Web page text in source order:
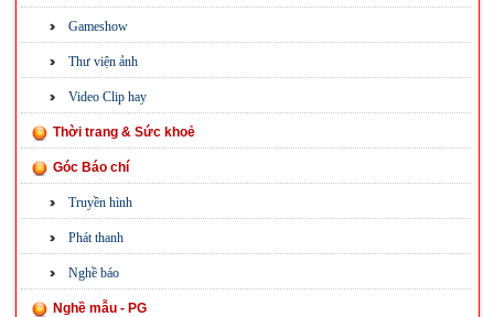
Gameshow
Thư viện ảnh
Video Clip hay
Thời trang & Sức khoẻ
Góc Báo chí
Truyền hình
Phát thanh
Nghề báo
Nghề mẫu - PG